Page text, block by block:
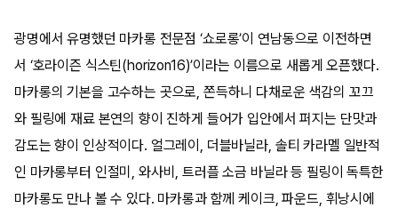
광명에서 유명했던 마카롱 전문점 ‘쇼로롱’이 연남동으로 이전하면
서 ‘호라이즌 식스틴(horizon16)’이라는 이름으로 새롭게 오픈했다.
마카롱의 기본을 고수하는 곳으로, 쫀득하니 다채로운 색감의 꼬끄
와 필링에 재료 본연의 향이 진하게 들어가 입안에서 퍼지는 단맛과
감도는 향이 인상적이다. 얼그레이, 더블바닐라, 솔티 카라멜 일반적
인 마카롱부터 인절미, 와사비, 트러플 소금 바닐라 등 필링이 독특한
마카롱도 만나 볼 수 있다. 마카롱과 함께 케이크, 파운드, 휘낭시에